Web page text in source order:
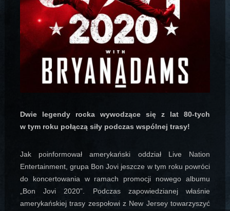
Dwie legendy rocka wywodzące się z lat 80-tych
w tym roku połączą siły podczas wspólnej trasy!
Jak poinformował amerykański oddział Live Nation
Entertainment, grupa Bon Jovi jeszcze w tym roku powróci
do koncertowania w ramach promocji nowego albumu
„Bon Jovi 2020”. Podczas zapowiedzianej właśnie
amerykańskiej trasy zespołowi z New Jersey towarzyszyć